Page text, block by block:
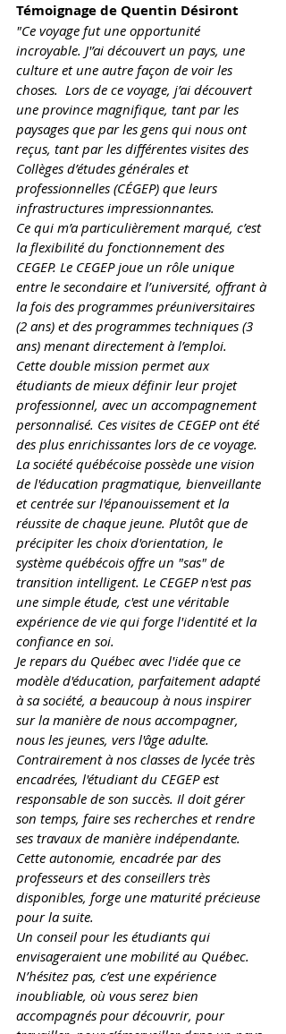
Témoignage de Quentin Désiront
"Ce voyage fut une opportunité
incroyable. J'’ai découvert un pays, une
culture et une autre façon de voir les
choses.  Lors de ce voyage, j’ai découvert
une province magnifique, tant par les
paysages que par les gens qui nous ont
reçus, tant par les différentes visites des
Collèges d’études générales et
professionnelles (CÉGEP) que leurs
infrastructures impressionnantes.
Ce qui m’a particulièrement marqué, c’est
la flexibilité du fonctionnement des
CEGEP. Le CEGEP joue un rôle unique
entre le secondaire et l’université, offrant à
la fois des programmes préuniversitaires
(2 ans) et des programmes techniques (3
ans) menant directement à l’emploi.
Cette double mission permet aux
étudiants de mieux définir leur projet
professionnel, avec un accompagnement
personnalisé. Ces visites de CEGEP ont été
des plus enrichissantes lors de ce voyage.
La société québécoise possède une vision
de l'éducation pragmatique, bienveillante
et centrée sur l'épanouissement et la
réussite de chaque jeune. Plutôt que de
précipiter les choix d'orientation, le
système québécois offre un "sas" de
transition intelligent. Le CEGEP n'est pas
une simple étude, c'est une véritable
expérience de vie qui forge l'identité et la
confiance en soi.
Je repars du Québec avec l'idée que ce
modèle d'éducation, parfaitement adapté
à sa société, a beaucoup à nous inspirer
sur la manière de nous accompagner,
nous les jeunes, vers l'âge adulte.
Contrairement à nos classes de lycée très
encadrées, l'étudiant du CEGEP est
responsable de son succès. Il doit gérer
son temps, faire ses recherches et rendre
ses travaux de manière indépendante.
Cette autonomie, encadrée par des
professeurs et des conseillers très
disponibles, forge une maturité précieuse
pour la suite.
Un conseil pour les étudiants qui
envisageraient une mobilité au Québec.
N’hésitez pas, c’est une expérience
inoubliable, où vous serez bien
accompagnés pour découvrir, pour